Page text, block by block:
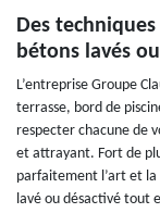
Des
bétons lavés
L’entreprise Groupe
terrasse, bord de
respecter chacune de
et attrayant. Fort de
parfaitement l’art et
lavé ou désactivé tout